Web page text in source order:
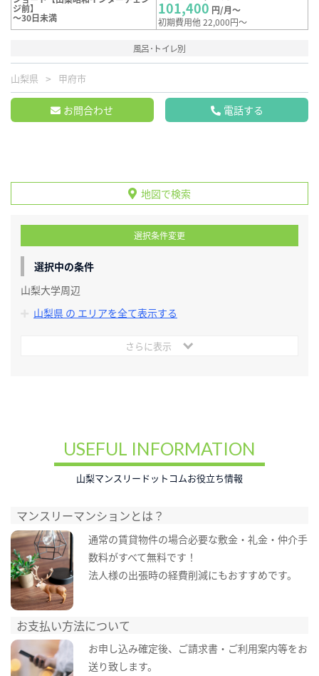
ジ前】
～30日未満
101,400 円/月～
初期費用他 22,000円～
風呂･トイレ別
山梨県 甲府市
お問合わせ 電話する
地図で検索
選択条件変更
選択中の条件
山梨大学周辺
山梨県 の エリアを全て表示する
さらに表示
USEFUL INFORMATION
山梨マンスリードットコムお役立ち情報
マンスリーマンションとは？
通常の賃貸物件の場合必要な敷金・礼金・仲介手
数料がすべて無料です！
法人様の出張時の経費削減にもおすすめです。
お支払い方法について
お申し込み確定後、ご請求書・ご利用案内等をお
送り致します。